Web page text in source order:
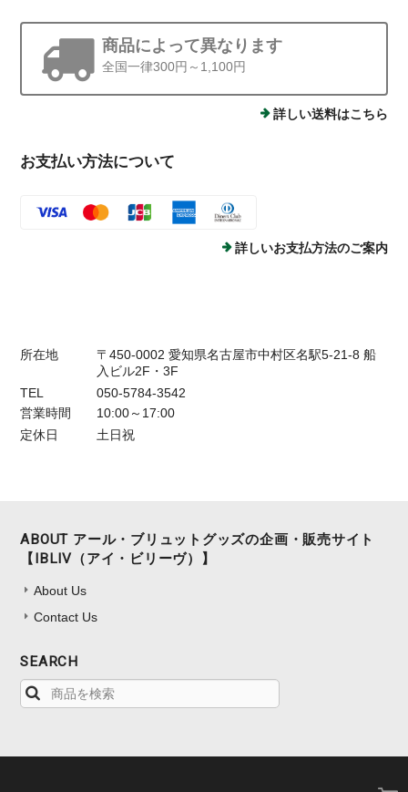
商品によって異なります
全国一律300円～1,100円
詳しい送料はこちら
お支払い方法について
詳しいお支払方法のご案内
所在地
〒450-0002 愛知県名古屋市中村区名駅5-21-8 船
入ビル2F・3F
TEL
050-5784-3542
営業時間
10:00～17:00
定休日
土日祝
ABOUT アール・ブリュットグッズの企画・販売サイト
【IBLIV（アイ・ビリーヴ）】
About Us
Contact Us
SEARCH